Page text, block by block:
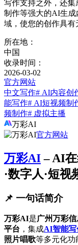
写作支持之外，还
制作等强大的AI生
域，使您的创作具有
所在地：
中国
收录时间：
2026-03-02
官方网站
中文写作# AI内容创
能写作# AI短视频制
频制作# 虚拟主播
万彩AI
官方网站
万彩AI– AI
·数字人·短视
📌 一句话简介
万彩AI是广州万彩
平台 ，集成AI智能写
照片唱歌等多元化功